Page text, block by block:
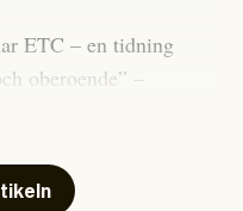
ETC – en tidning
oberoende” –
en ”röd, grön och